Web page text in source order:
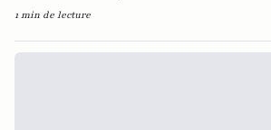
1 min de lecture